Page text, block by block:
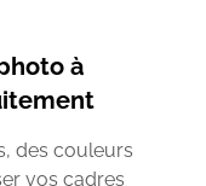
à
des couleurs
vos cadres